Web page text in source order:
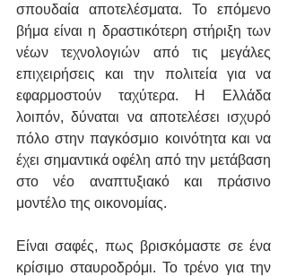
σπουδαία αποτελέσματα. Το επόμενο
βήμα είναι η δραστικότερη στήριξη των
νέων τεχνολογιών από τις μεγάλες
επιχειρήσεις και την πολιτεία για να
εφαρμοστούν ταχύτερα. Η Ελλάδα
λοιπόν, δύναται να αποτελέσει ισχυρό
πόλο στην παγκόσμιο κοινότητα και να
έχει σημαντικά οφέλη από την μετάβαση
στο νέο αναπτυξιακό και πράσινο
μοντέλο της οικονομίας.
Είναι σαφές, πως βρισκόμαστε σε ένα
κρίσιμο σταυροδρόμι. Το τρένο για την